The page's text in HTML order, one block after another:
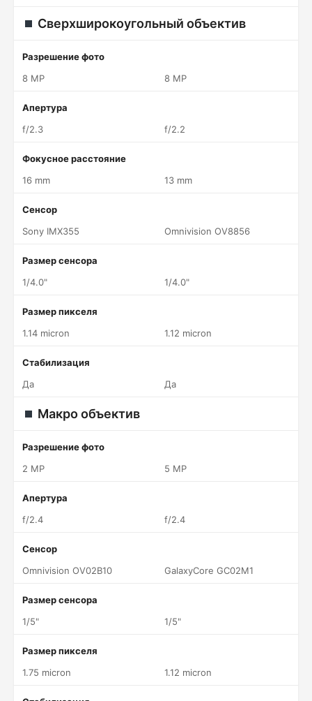
Сверхширокоугольный объектив
Разрешение фото
8 MP
8 MP
Апертура
f/2.3
f/2.2
Фокусное расстояние
16 mm
13 mm
Сенсор
Sony IMX355
Omnivision OV8856
Размер сенсора
1/4.0"
1/4.0"
Размер пикселя
1.14 micron
1.12 micron
Стабилизация
Да
Да
Макро объектив
Разрешение фото
2 MP
5 MP
Апертура
f/2.4
f/2.4
Сенсор
Omnivision OV02B10
GalaxyCore GC02M1
Размер сенсора
1/5"
1/5"
Размер пикселя
1.75 micron
1.12 micron